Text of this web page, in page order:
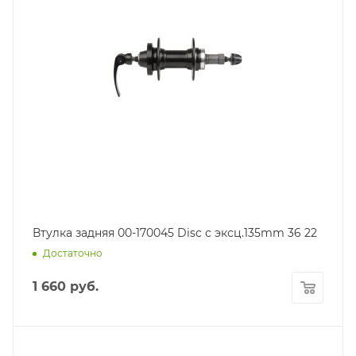
Втулка задняя 00-170045 Disc с эксц.135mm 36 22
Достаточно
1 660 руб.